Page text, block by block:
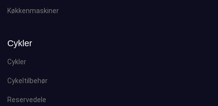
Køkkenmaskiner
Cykler
Cykler
Cykeltilbehør
Reservedele